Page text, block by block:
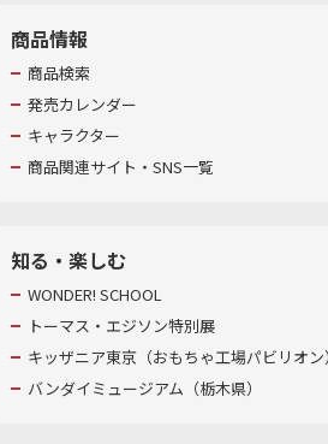
商品情報
商品検索
発売カレンダー
キャラクター
商品関連サイト・SNS一覧
知る・楽しむ
WONDER! SCHOOL
トーマス・エジソン特別展
キッザニア東京（おもちゃ工場パビリオ
バンダイミュージアム（栃木県）